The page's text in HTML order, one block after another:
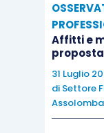
della
TPD) enon
andrebbe
Va segnalato
Affitti e
proposta
31 Luglio
di Settore